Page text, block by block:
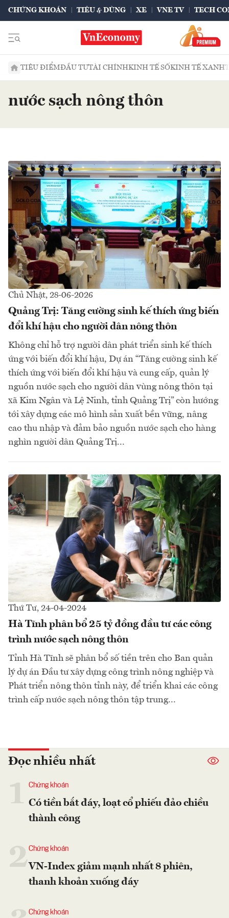
CHỨNG KHOÁN TIÊU & DÙNG XE VNE TV TECH
TIÊU ĐIỂMĐẦU TƯTÀI CHÍNHKINH TẾ SỐKINH TẾ XANH
nước sạch nông thôn
Chủ Nhật, 28-06-2026
Quảng Trị: Tăng cường sinh kế thích ứng biến
đổi khí hậu cho người dân nông thôn
Không chỉ hỗ trợ người dân phát triển sinh kế thích
ứng với biến đổi khí hậu, Dự án “Tăng cường sinh kế
thích ứng với biến đổi khí hậu và cung cấp, quản lý
nguồn nước sạch cho người dân vùng nông thôn tại
xã Kim Ngân và Lệ Ninh, tỉnh Quảng Trị” còn hướng
tới xây dựng các mô hình sản xuất bền vững, nâng
cao thu nhập và đảm bảo nguồn nước sạch cho hàng
nghìn người dân Quảng Trị...
Thứ Tư, 24-04-2024
Hà Tĩnh phân bổ 25 tỷ đồng đầu tư các công
trình nước sạch nông thôn
Tỉnh Hà Tĩnh sẽ phân bổ số tiền trên cho Ban quản
lý dự án Đầu tư xây dựng công trình nông nghiệp và
Phát triển nông thôn tỉnh này, để triển khai các công
trình cấp nước sạch nông thôn tập trung...
Đọc nhiều nhất
Chứng khoán
Có tiền bắt đáy, loạt cổ phiếu đảo chiều
thành công
2Chứng khoán
VN-Index giảm mạnh nhất 8 phiên,
thanh khoản xuống đáy
Chứng khoán